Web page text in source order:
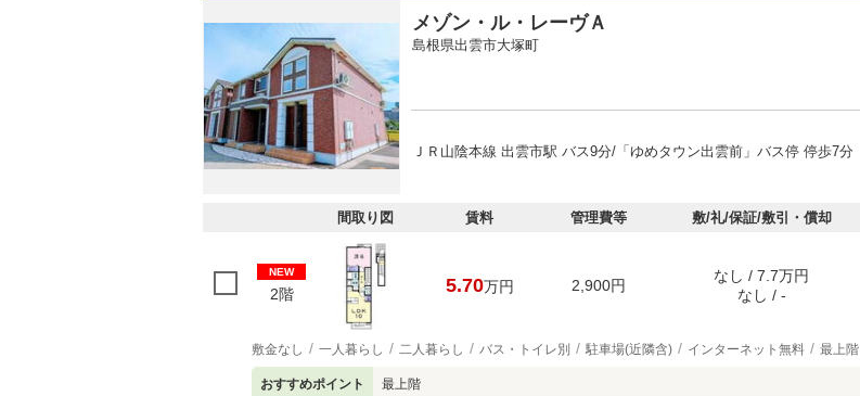
メゾン・ル・レーヴＡ
島根県出雲市大塚町
ＪＲ山陰本線 出雲市駅 バス9分/「ゆめタウン出雲前」バス停 停歩7分
間取り図 賃料 管理費等 敷/礼/保証/敷引・償却
NEW
2階 5.70万円 2,900円
なし / 7.7万円
なし / -
敷金なし 一人暮らし 二人暮らし バス・トイレ別 駐車場(近隣含) インターネット無料 最上階
おすすめポイント 最上階